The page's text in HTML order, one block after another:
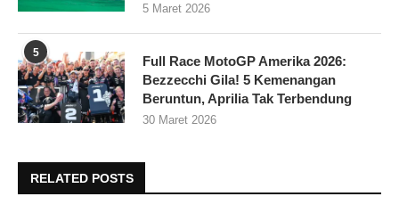
5 Maret 2026
5
Full Race MotoGP Amerika 2026:
Bezzecchi Gila! 5 Kemenangan
Beruntun, Aprilia Tak Terbendung
30 Maret 2026
RELATED POSTS